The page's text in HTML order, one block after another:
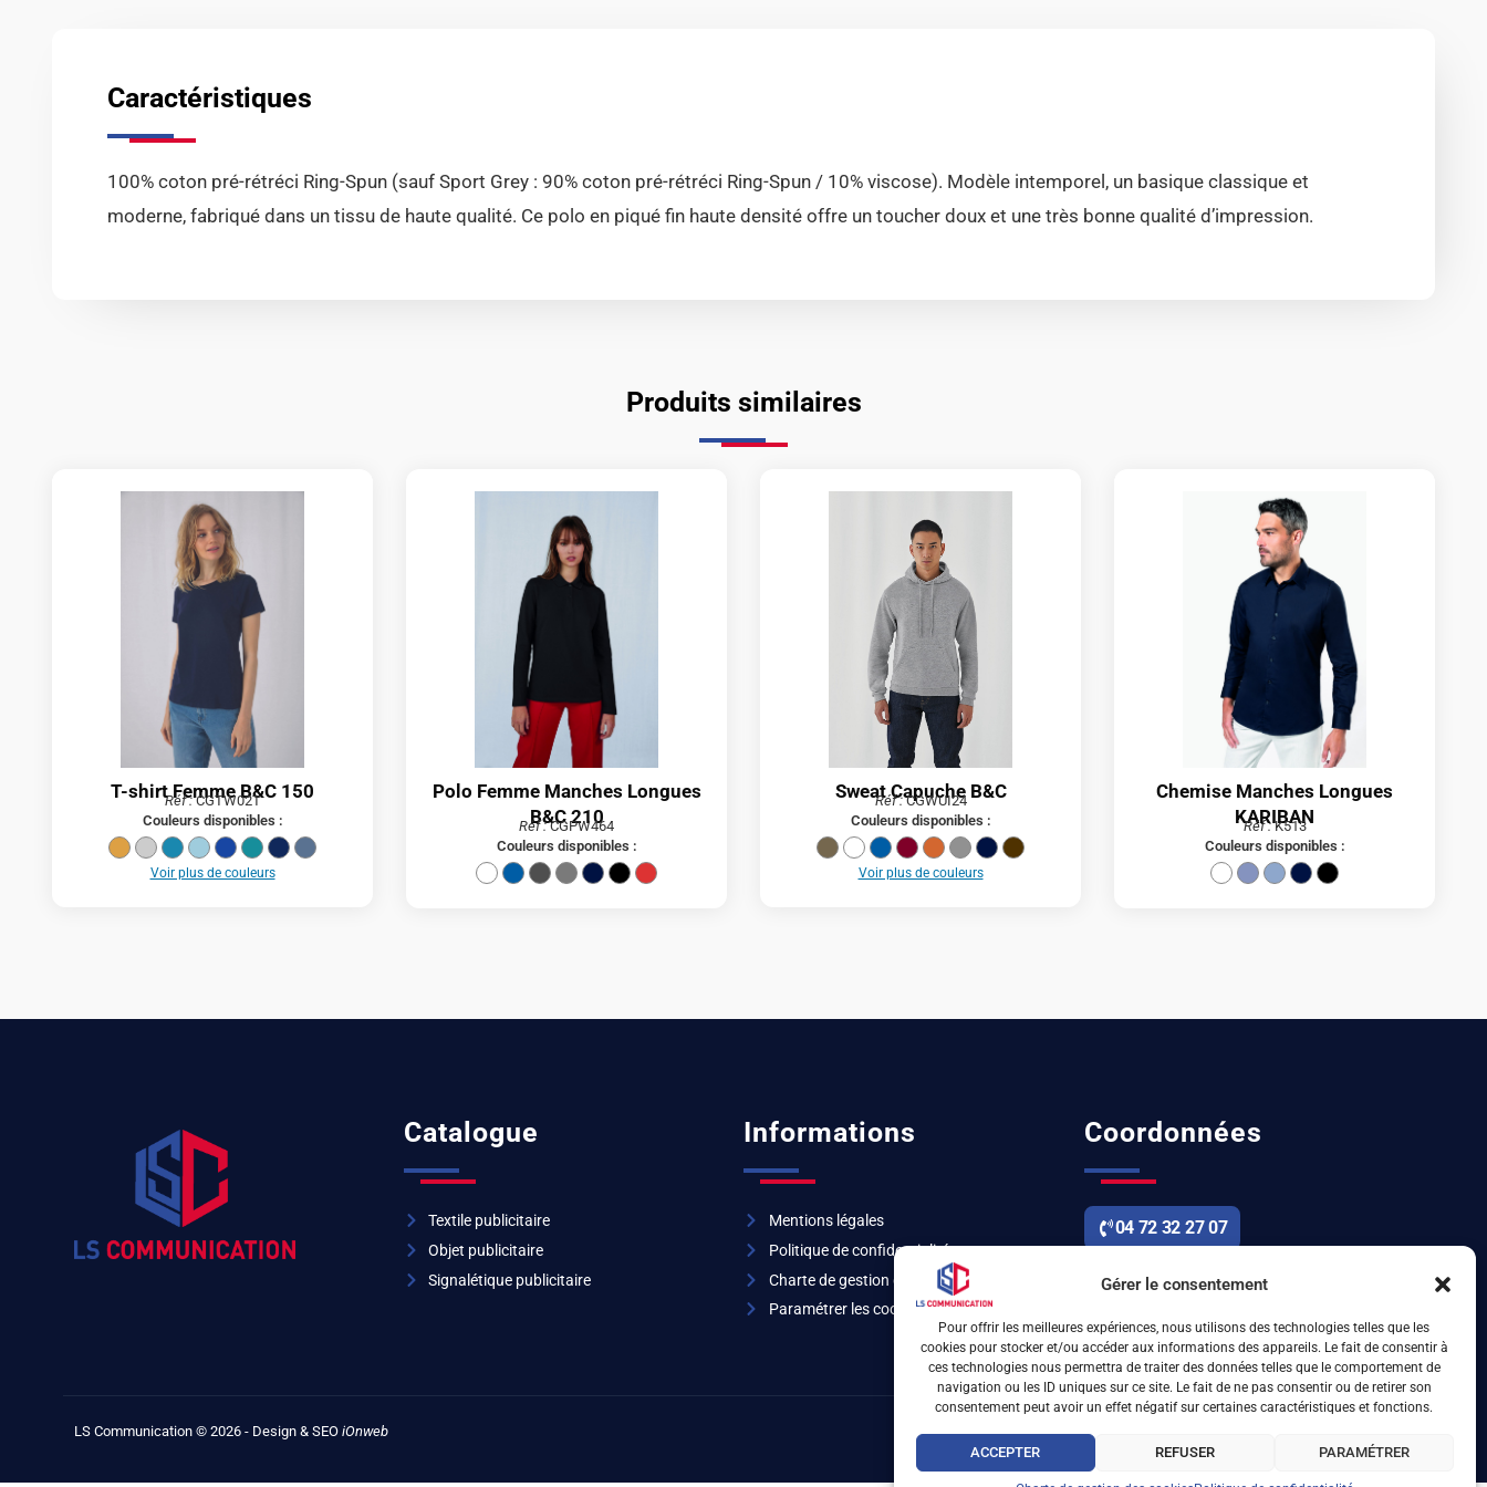
Gérer le consentement
Pour offrir les meilleures expériences, nous utilisons des technologies telles que les
cookies pour stocker et/ou accéder aux informations des appareils. Le fait de consentir à
ces technologies nous permettra de traiter des données telles que le comportement de
navigation ou les ID uniques sur ce site. Le fait de ne pas consentir ou de retirer son
consentement peut avoir un effet négatif sur certaines caractéristiques et fonctions.
ACCEPTER REFUSER PARAMÉTRER
Caractéristiques
100% coton pré-rétréci Ring-Spun (sauf Sport Grey : 90% coton pré-rétréci Ring-Spun / 10% viscose). Modèle intemporel, un basique classique et
moderne, fabriqué dans un tissu de haute qualité. Ce polo en piqué fin haute densité offre un toucher doux et une très bonne qualité d’impression.
Produits similaires
T-shirt Femme B&C 150
Réf :CGTW02T
Couleurs disponibles :
Voir plus de couleurs
Polo Femme Manches Longues
B&C 210
Réf :CGPW464
Couleurs disponibles :
Sweat Capuche B&C
Réf :CGWUI24
Couleurs disponibles :
Voir plus de couleurs
Chemise Manches Longues
KARIBAN
Réf :K513
Couleurs disponibles :
Catalogue
Textile publicitaire
Objet publicitaire
Signalétique publicitaire
Informations
Mentions légales
Politique de confidentialité
Charte de gestion des cookies
Paramétrer les cookies
Coordonnées
04 72 32 27 07
6 rue d’Arsonval 69680 Chassieu
LS Communication © 2026 - Design & SEO iOnweb